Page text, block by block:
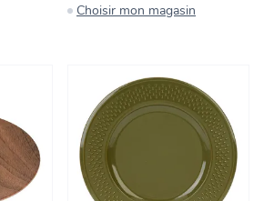
Choisir mon magasin